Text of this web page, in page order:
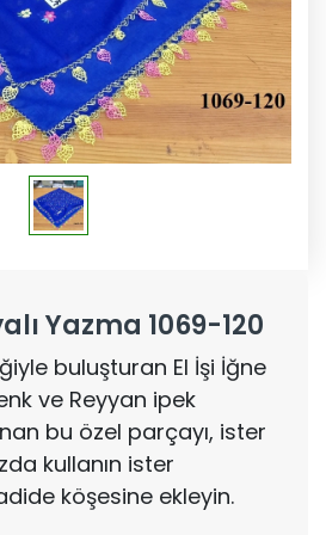
Yazma 1069-120
buluşturan El İşi İğne
ve Reyyan ipek
bu özel parçayı, ister
kullanın ister
köşesine ekleyin.